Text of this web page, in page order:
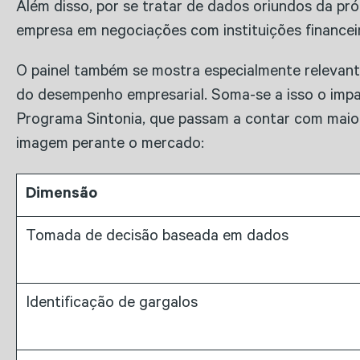
Além disso, por se tratar de dados oriundos da
empresa em negociações com instituições
O painel também se mostra especialmente
do desempenho empresarial. Soma-se a isso o
Programa Sintonia, que passam a contar com
imagem perante o mercado:
Dimensão
Tomada de decisão baseada em dados
Identificação de gargalos